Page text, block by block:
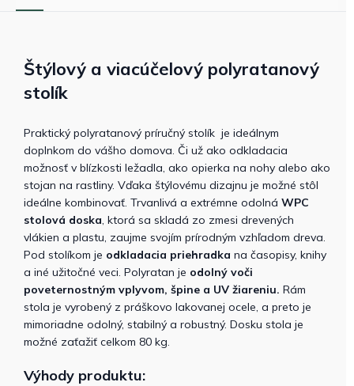
Štýlový a viacúčelový polyratanový
stolík
Praktický polyratanový príručný stolík je ideálnym
doplnkom do vášho domova. Či už ako odkladacia
možnosť v blízkosti ležadla, ako opierka na nohy alebo ako
stojan na rastliny. Vďaka štýlovému dizajnu je možné stôl
ideálne kombinovať. Trvanlivá a extrémne odolná WPC
stolová doska , ktorá sa skladá zo zmesi drevených
vlákien a plastu, zaujme svojím prírodným vzhľadom dreva.
Pod stolíkom je odkladacia priehradka na časopisy, knihy
a iné užitočné veci. Polyratan je odolný voči
poveternostným vplyvom, špine a UV žiareniu. Rám
stola je vyrobený z práškovo lakovanej ocele, a preto je
mimoriadne odolný, stabilný a robustný. Dosku stola je
možné zaťažiť celkom 80 kg.
Výhody produktu: